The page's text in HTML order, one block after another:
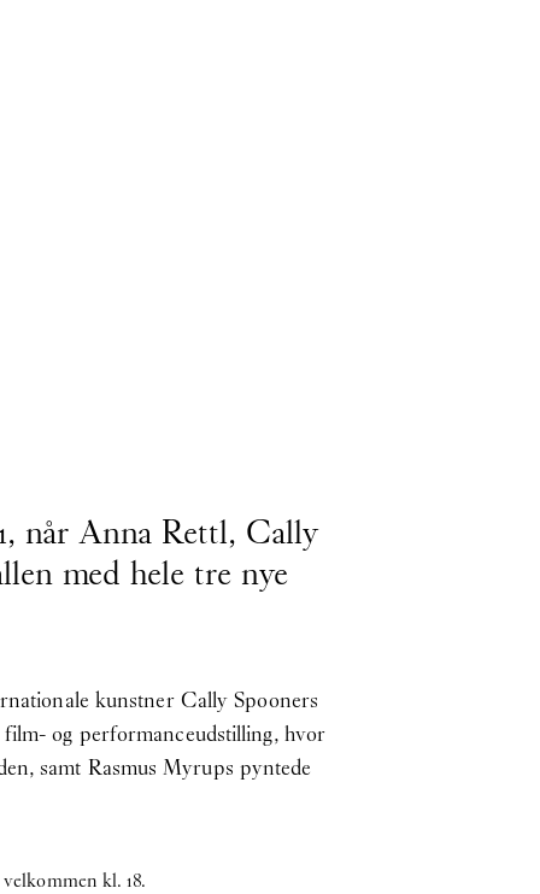
når Anna Rettl, Cally
med hele tre nye
kunstner Cally Spooners
og performanceudstilling, hvor
samt Rasmus Myrups pyntede
kl. 18.